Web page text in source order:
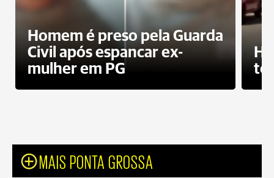
Homem é preso pela Guarda
Civil após espancar ex-
mulher em PG
MAIS PONTA GROSSA